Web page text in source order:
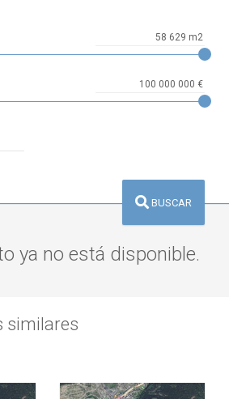
BUSCAR
ya no está disponible.
similares